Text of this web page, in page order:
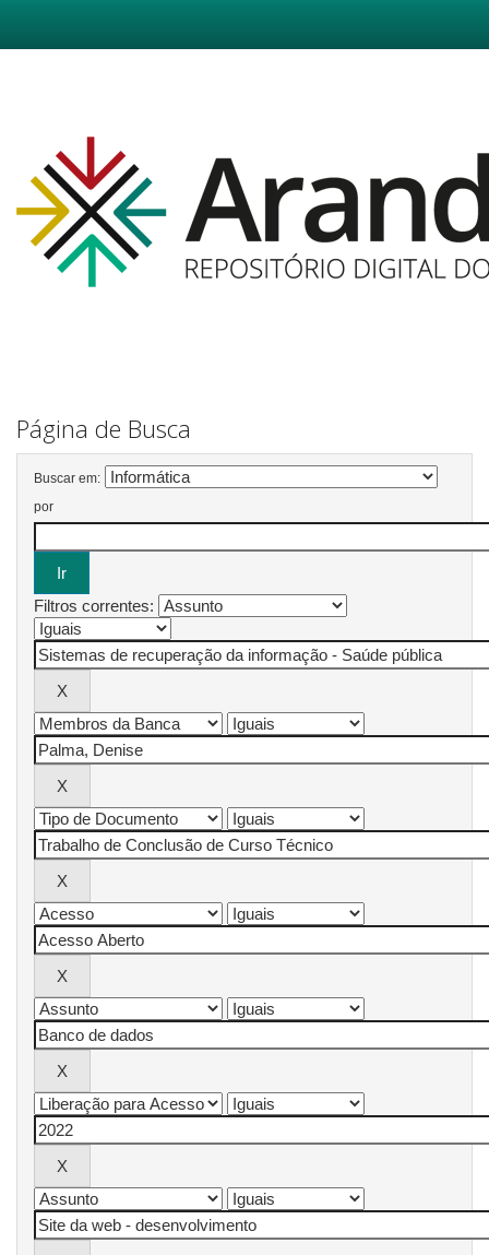
Página de Busca
Buscar em:
por
Filtros correntes: